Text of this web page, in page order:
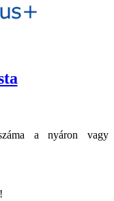
a nyáron vagy